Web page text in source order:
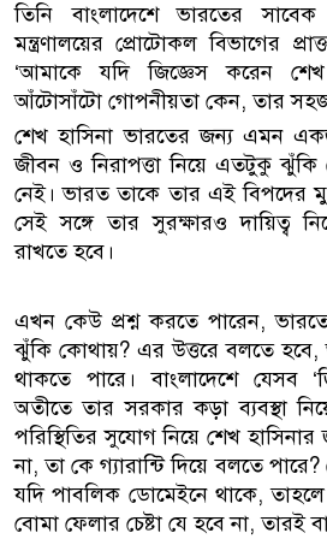
তিনি বাংলাদেশে ভারতের সাবেক
মন্ত্রণালয়ের প্রোটোকল বিভাগের
‘আমাকে যদি জিজ্ঞেস করেন
আঁটোসাঁটো গোপনীয়তা কেন, তার সহজ
শেখ হাসিনা ভারতের জন্য এমন
জীবন ও নিরাপত্তা নিয়ে এতটুকু
নেই। ভারত তাকে তার এই বিপদের
সেই সঙ্গে তার সুরক্ষারও দায়িত্ব
রাখতে হবে।
এখন কেউ প্রশ্ন করতে পারেন,
ঝুঁকি কোথায়? এর উত্তরে বলতে
থাকতে পারে। বাংলাদেশে যেসব
অতীতে তার সরকার কড়া ব্যবস্থা
পরিস্থিতির সুযোগ নিয়ে শেখ হাসিনার
না, তা কে গ্যারান্টি দিয়ে বলতে
যদি পাবলিক ডোমেইনে থাকে, তাহলে
বোমা ফেলার চেষ্টা যে হবে না, তারই